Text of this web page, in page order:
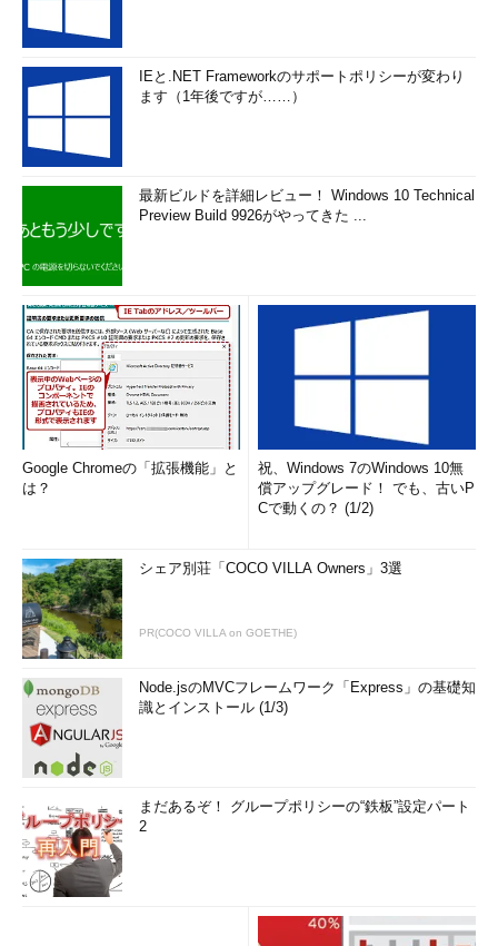
IEと.NET Frameworkのサポートポリシーが変わり
ます（1年後ですが……）
最新ビルドを詳細レビュー！ Windows 10 Technical
Preview Build 9926がやってきた ...
Google Chromeの「拡張機能」と
は？
祝、Windows 7のWindows 10無
償アップグレード！ でも、古いP
Cで動くの？ (1/2)
シェア別荘「COCO VILLA Owners」3選
PR(COCO VILLA on GOETHE)
Node.jsのMVCフレームワーク「Express」の基礎知
識とインストール (1/3)
まだあるぞ！ グループポリシーの“鉄板”設定パート
2